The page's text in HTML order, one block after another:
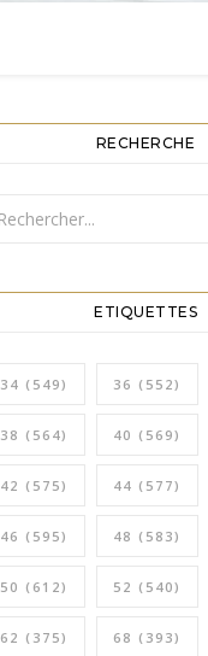
RECHERCHE
ETIQUETTES
34 (549) 36 (552)
38 (564) 40 (569)
42 (575) 44 (577)
46 (595) 48 (583)
50 (612) 52 (540)
62 (375) 68 (393)